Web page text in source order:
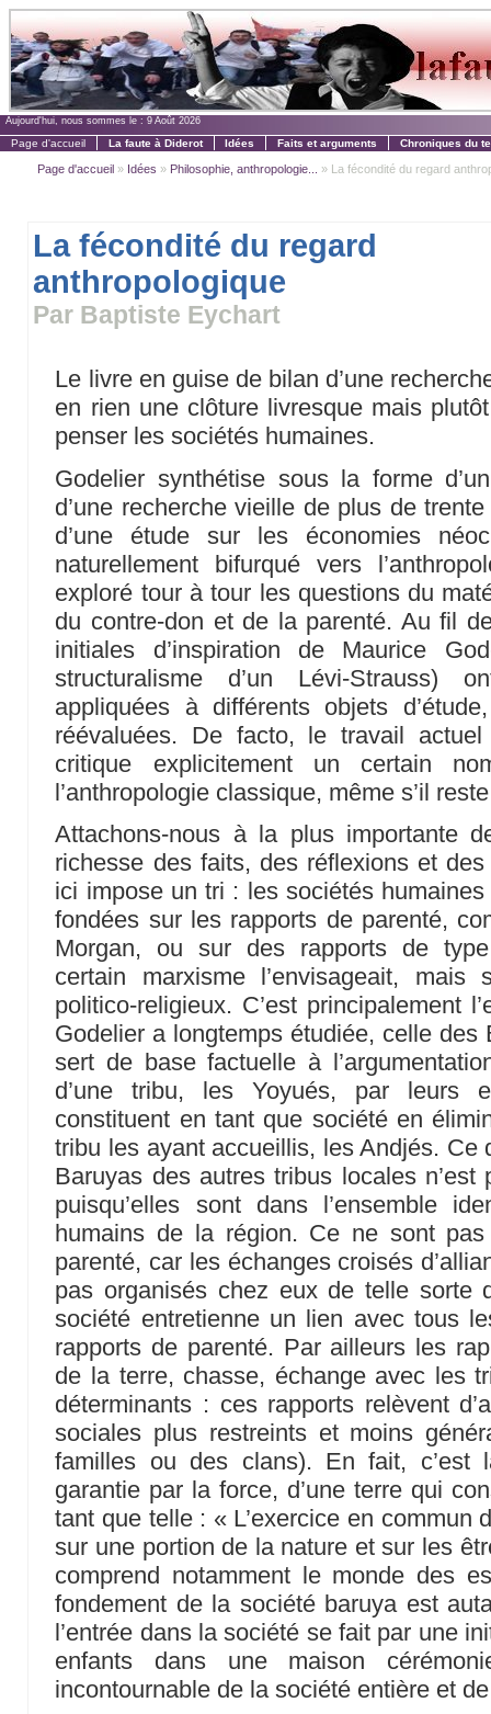
Aujourd'hui, nous sommes le : 9 Août 2026
Page d'accueil La faute à Diderot Idées Faits et arguments Chroniques du
Page d'accueil » Idées » Philosophie, anthropologie... » La fécondité du regard
La fécondité du regard
anthropologique
Par Baptiste Eychart
Le livre en guise de bilan d’une
en rien une clôture livresque mais
penser les sociétés humaines.
Godelier synthétise sous la forme
d’une recherche vieille de plus de
d’une étude sur les économies
naturellement bifurqué vers
exploré tour à tour les questions du
du contre-don et de la parenté. Au fil
initiales d’inspiration de Maurice
structuralisme d’un Lévi-Strauss)
appliquées à différents objets
réévaluées. De facto, le travail
critique explicitement un certain
l’anthropologie classique, même s’il
Attachons-nous à la plus importante
richesse des faits, des réflexions et
ici impose un tri : les sociétés
fondées sur les rapports de parenté,
Morgan, ou sur des rapports de
certain marxisme l’envisageait,
politico-religieux. C’est principalement
Godelier a longtemps étudiée, celle des
sert de base factuelle à
d’une tribu, les Yoyués, par leurs
constituent en tant que société en
tribu les ayant accueillis, les Andjés. Ce
Baruyas des autres tribus locales
puisqu’elles sont dans l’ensemble
humains de la région. Ce ne sont
parenté, car les échanges croisés
pas organisés chez eux de telle sorte
société entretienne un lien avec tous
rapports de parenté. Par ailleurs les
de la terre, chasse, échange avec les
déterminants : ces rapports relèvent
sociales plus restreints et moins
familles ou des clans). En fait, c’est
garantie par la force, d’une terre qui
tant que telle : « L’exercice en commun
sur une portion de la nature et sur les
comprend notamment le monde des
fondement de la société baruya est
l’entrée dans la société se fait par une
enfants dans une maison
incontournable de la société entière et